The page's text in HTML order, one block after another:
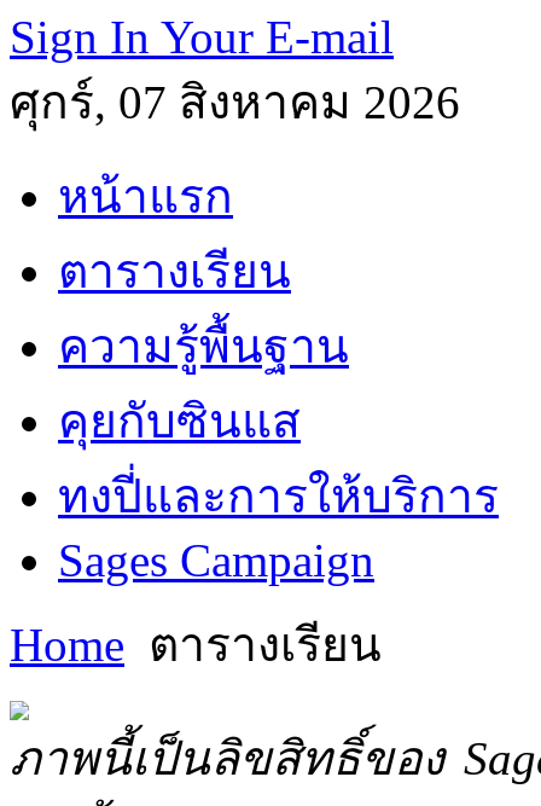
Sign In Your E-mail
ศุกร์, 07 สิงหาคม 2026
หน้าแรก
ตารางเรียน
ความรู้พื้นฐาน
คุยกับซินแส
ทงปี่และการให้บริการ
Sages Campaign
Home ตารางเรียน
ภาพนี้เป็นลิขสิทธิ์ของ